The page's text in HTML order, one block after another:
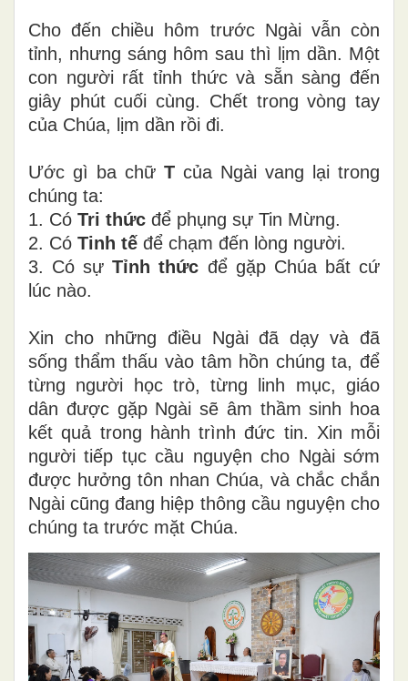
Cho đến chiều hôm trước Ngài vẫn còn
tỉnh, nhưng sáng hôm sau thì lịm dần. Một
con người rất tỉnh thức và sẵn sàng đến
giây phút cuối cùng. Chết trong vòng tay
của Chúa, lịm dần rồi đi.
Ước gì ba chữ T của Ngài vang lại trong
chúng ta:
1. Có Tri thức để phụng sự Tin Mừng.
2. Có Tinh tế để chạm đến lòng người.
3. Có sựTỉnh thức để gặp Chúa bất cứ
lúc nào.
Xin cho những điều Ngài đã dạy và đã
sống thẩm thấu vào tâm hồn chúng ta, để
từng người học trò, từng linh mục, giáo
dân được gặp Ngài sẽ âm thầm sinh hoa
kết quả trong hành trình đức tin. Xin mỗi
người tiếp tục cầu nguyện cho Ngài sớm
được hưởng tôn nhan Chúa, và chắc chắn
Ngài cũng đang hiệp thông cầu nguyện cho
chúng ta trước mặt Chúa.